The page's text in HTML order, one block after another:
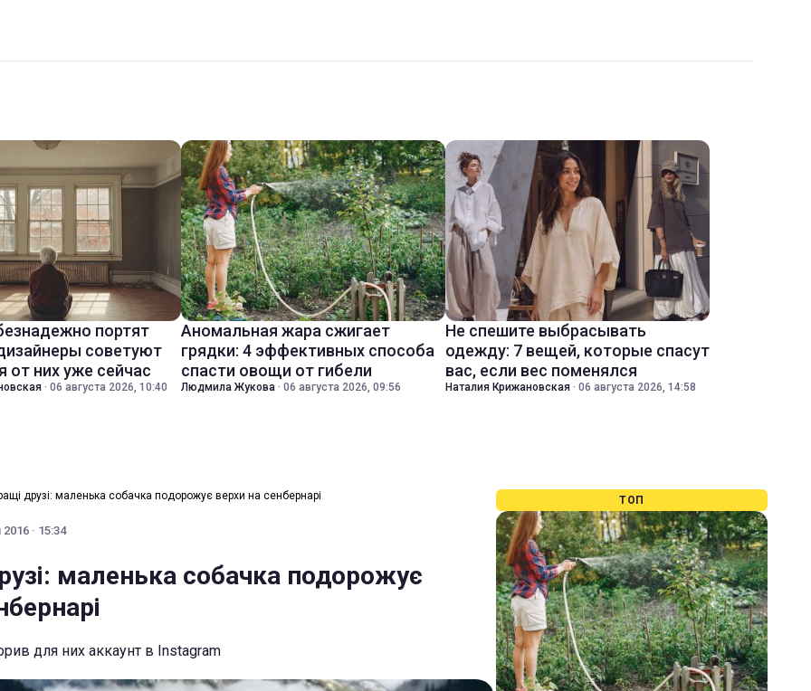
портят
советуют
от них уже сейчас
· 06 августа 2026, 10:40
Аномальная жара сжигает
грядки: 4 эффективных способа
спасти овощи от гибели
Людмила Жукова · 06 августа 2026, 09:56
Не спешите выбрасывать
одежду: 7 вещей, которые спасут
вас, если вес поменялся
Наталия Крижановская · 06 августа 2026, 14:58
друзі: маленька собачка подорожує верхи на сенбернарі
· 15:34
маленька собачка подорожує
для них аккаунт в Instagram
ТОП